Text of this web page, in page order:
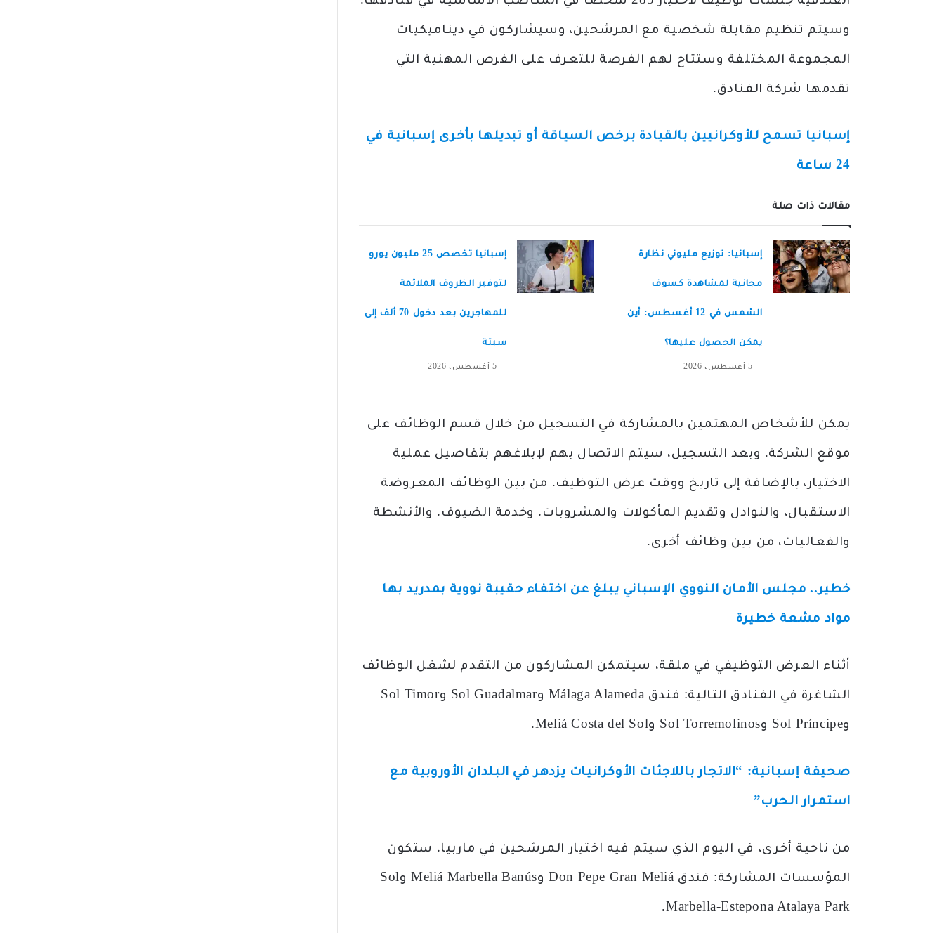
وسيتم تنظيم مقابلة شخصية مع المرشحين، وسيشاركون في ديناميكيات
المجموعة المختلفة وستتاح لهم الفرصة للتعرف على الفرص المهنية التي
تقدمها شركة الفنادق.
إسبانيا تسمح للأوكرانيين بالقيادة برخص السياقة أو تبديلها بأخرى إسبانية في
24 ساعة
مقالات ذات صلة
إسبانيا: توزيع مليوني نظارة
مجانية لمشاهدة كسوف
الشمس في 12 أغسطس: أين
يمكن الحصول عليها؟
5 أغسطس، 2026
إسبانيا تخصص 25 مليون يورو
لتوفير الظروف الملائمة
للمهاجرين بعد دخول 70 ألف إلى
سبتة
5 أغسطس، 2026
يمكن للأشخاص المهتمين بالمشاركة في التسجيل من خلال قسم الوظائف على
موقع الشركة. وبعد التسجيل، سيتم الاتصال بهم لإبلاغهم بتفاصيل عملية
الاختيار، بالإضافة إلى تاريخ ووقت عرض التوظيف. من بين الوظائف المعروضة
الاستقبال، والنوادل وتقديم المأكولات والمشروبات، وخدمة الضيوف، والأنشطة
والفعاليات، من بين وظائف أخرى.
خطير.. مجلس الأمان النووي الإسباني يبلغ عن اختفاء حقيبة نووية بمدريد بها
مواد مشعة خطيرة
أثناء العرض التوظيفي في ملقة، سيتمكن المشاركون من التقدم لشغل الوظائف
الشاغرة في الفنادق التالية: فندق Málaga Alameda وSol Guadalmar وSol Timor
وSol Príncipe وSol Torremolinos وMeliá Costa del Sol.
صحيفة إسبانية: “الاتجار باللاجئات الأوكرانيات يزدهر في البلدان الأوروبية مع
استمرار الحرب”
من ناحية أخرى، في اليوم الذي سيتم فيه اختيار المرشحين في ماربيا، ستكون
المؤسسات المشاركة: فندق Don Pepe Gran Meliá وMeliá Marbella Banús وSol
Marbella-Estepona Atalaya Park.